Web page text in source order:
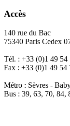
Accès
140 rue du Bac
75340 Paris Cedex
Tél. : +33 (0)1 49 54
Fax : +33 (0)1 49 54
Métro : Sèvres -
Bus : 39, 63, 70, 84,